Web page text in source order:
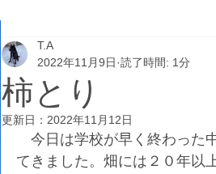
柿とり
T.A
2022年11月9日 読了時間: 1分
更新日： 2022年11月12日
今日は学校が早く終わった
てきました。畑には２０年以